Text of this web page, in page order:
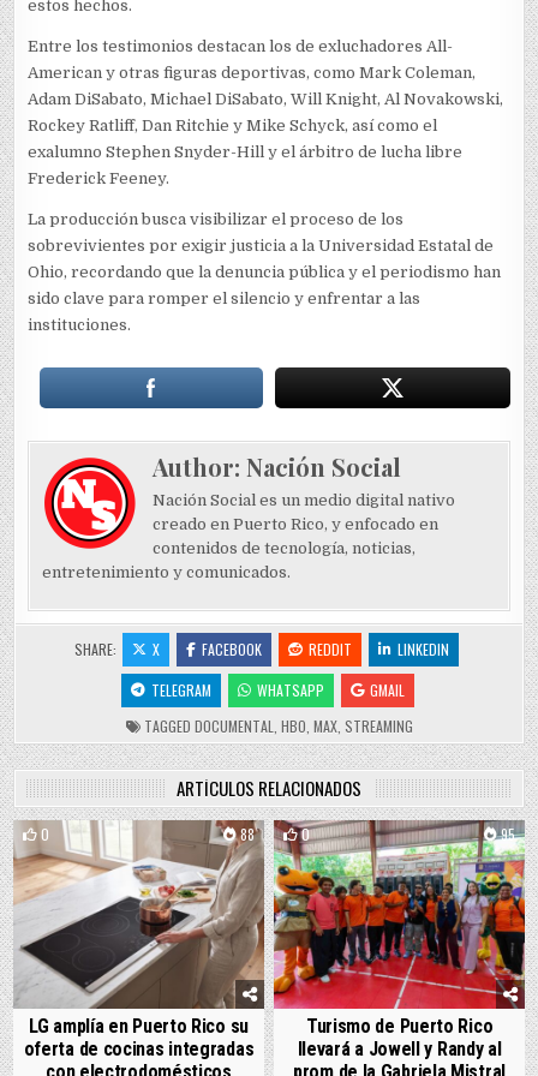
estos hechos.
Entre los testimonios destacan los de exluchadores All-
American y otras figuras deportivas, como Mark Coleman,
Adam DiSabato, Michael DiSabato, Will Knight, Al Novakowski,
Rockey Ratliff, Dan Ritchie y Mike Schyck, así como el
exalumno Stephen Snyder-Hill y el árbitro de lucha libre
Frederick Feeney.
La producción busca visibilizar el proceso de los
sobrevivientes por exigir justicia a la Universidad Estatal de
Ohio, recordando que la denuncia pública y el periodismo han
sido clave para romper el silencio y enfrentar a las
instituciones.
Author:Nación Social
Nación Social es un medio digital nativo
creado en Puerto Rico, y enfocado en
contenidos de tecnología, noticias,
entretenimiento y comunicados.
SHARE: X FACEBOOK REDDIT
LINKEDIN
TELEGRAM
WHATSAPP
GMAIL
TAGGED DOCUMENTAL HBO MAX, STREAMING
ARTÍCULOS RELACIONADOS
0 88
LG amplía en Puerto Rico su
oferta de cocinas integradas
con electrodomésticos
0 95
Turismo de Puerto Rico
llevará a Jowell y Randy al
prom de la Gabriela Mistral